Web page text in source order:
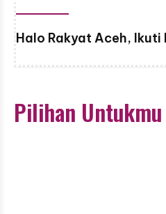
Halo Rakyat Aceh, Ikuti
Pilihan Untukmu